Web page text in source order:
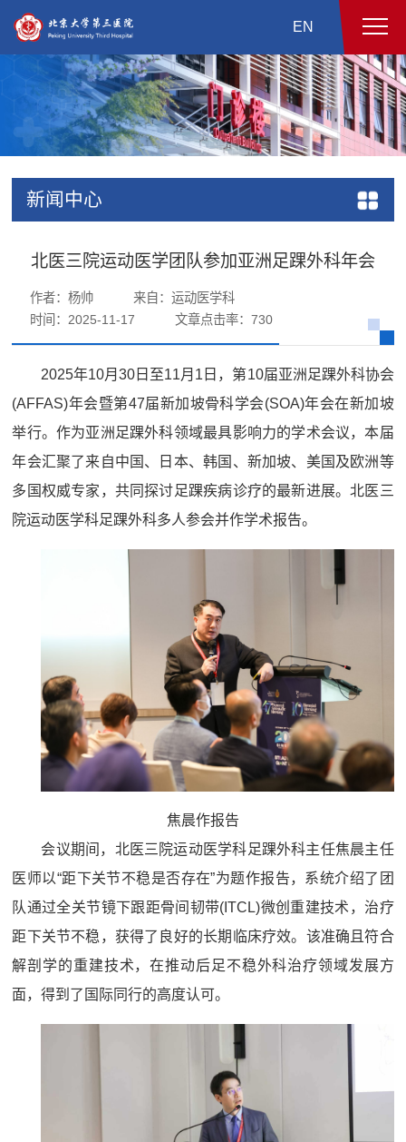
EN
新闻中心
北医三院运动医学团队参加亚洲足踝外科年会
作者：杨帅
来自：运动医学科
时间：2025-11-17
文章点击率：730
2025年10月30日至11月1日，第10届亚洲足踝外科协会
(AFFAS)年会暨第47届新加坡骨科学会(SOA)年会在新加坡
举行。作为亚洲足踝外科领域最具影响力的学术会议，本届
年会汇聚了来自中国、日本、韩国、新加坡、美国及欧洲等
多国权威专家，共同探讨足踝疾病诊疗的最新进展。北医三
院运动医学科足踝外科多人参会并作学术报告。
焦晨作报告
会议期间，北医三院运动医学科足踝外科主任焦晨主任
医师以“距下关节不稳是否存在”为题作报告，系统介绍了团
队通过全关节镜下跟距骨间韧带(ITCL)微创重建技术，治疗
距下关节不稳，获得了良好的长期临床疗效。该准确且符合
解剖学的重建技术，在推动后足不稳外科治疗领域发展方
面，得到了国际同行的高度认可。